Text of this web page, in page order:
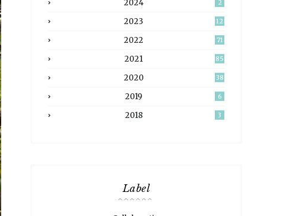
2024 2
2023 12
2022 71
2021 85
2020 38
2019 6
2018 3
Label